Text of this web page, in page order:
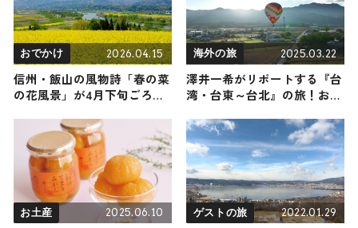
おでかけ 2026.04.15
信州・飯山の風物詩「春の菜
の花風景」が4月下旬ごろ見
き菜の花スポット、グルメや
温泉などイチオシのモデルコ
ースをご紹介！｜長野県
海外の旅 2025.03.22
澤井一希がリポートする『台
湾・台東～台北』の旅！おす
紹介 2025年3月22日放送
お土産 2025.06.10 ゲストの旅 2022.01.29